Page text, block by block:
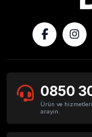
0850
Ürün ve
arayın.